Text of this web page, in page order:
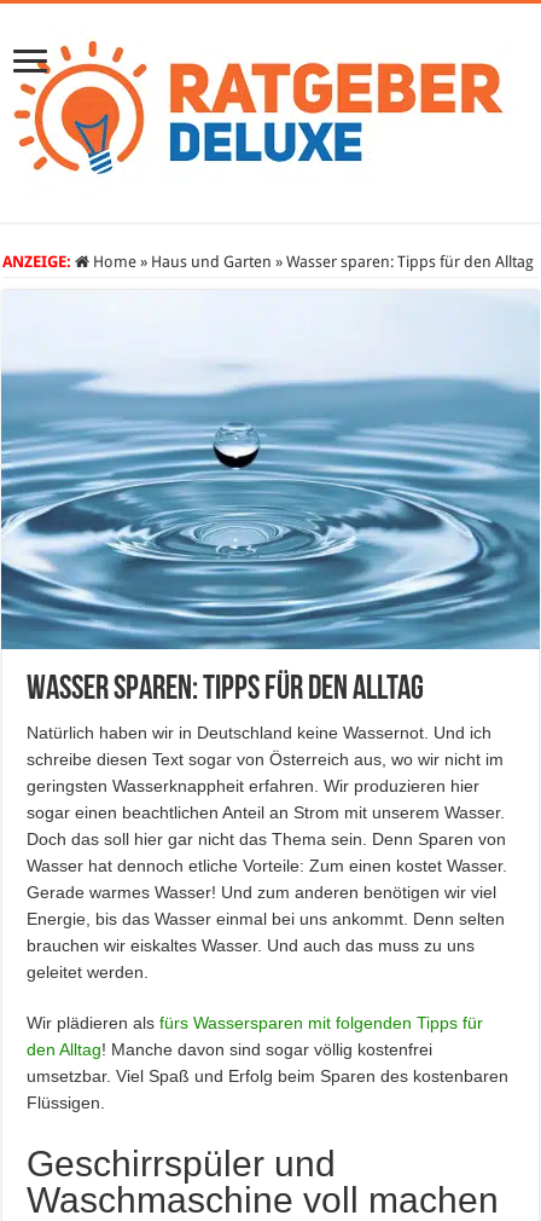
ANZEIGE: Home » Haus und Garten » Wasser sparen: Tipps für den Alltag
Wasser sparen: Tipps für den Alltag
Natürlich haben wir in Deutschland keine Wassernot. Und ich
schreibe diesen Text sogar von Österreich aus, wo wir nicht im
geringsten Wasserknappheit erfahren. Wir produzieren hier
sogar einen beachtlichen Anteil an Strom mit unserem Wasser.
Doch das soll hier gar nicht das Thema sein. Denn Sparen von
Wasser hat dennoch etliche Vorteile: Zum einen kostet Wasser.
Gerade warmes Wasser! Und zum anderen benötigen wir viel
Energie, bis das Wasser einmal bei uns ankommt. Denn selten
brauchen wir eiskaltes Wasser. Und auch das muss zu uns
geleitet werden.
Wir plädieren alsfürs Wassersparen mit folgenden Tipps für
den Alltag! Manche davon sind sogar völlig kostenfrei
umsetzbar. Viel Spaß und Erfolg beim Sparen des kostenbaren
Flüssigen.
Geschirrspüler und
Waschmaschine voll machen